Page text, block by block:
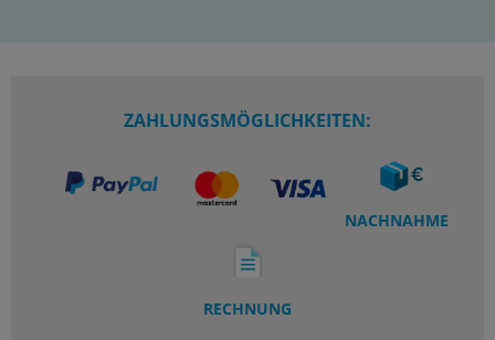
Medien:
geölte und ungeölte Druckluft, neutrale Gase
750 l/min, Sekundärentlüftung: 30 l/min
ZAHLUNGSMÖGLICHKEITEN:
NACHNAHME
RECHNUNG